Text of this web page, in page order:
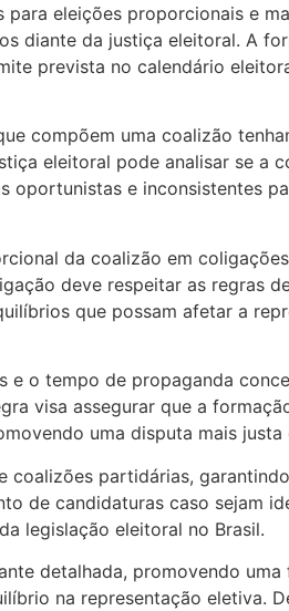
eleições proporcionais e
diante da justiça eleitoral. A
prevista no calendário
compõem uma coalizão
eleitoral pode analisar se a
oportunistas e inconsistentes
da coalizão em
deve respeitar as regras
que possam afetar a
e o tempo de propaganda
visa assegurar que a
uma disputa mais justa
partidárias,
de candidaturas caso sejam
legislação eleitoral no Brasil.
detalhada, promovendo
na representação eletiva.